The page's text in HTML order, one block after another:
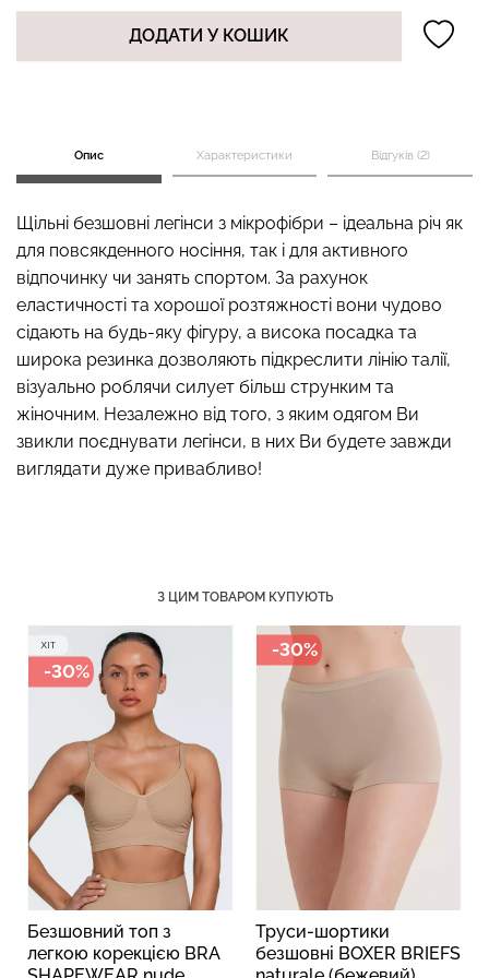
ДОДАТИ У КОШИК
Опис Характеристики Відгуків (2)
Щільні безшовні легінси з мікрофібри – ідеальна річ як
для повсякденного носіння, так і для активного
відпочинку чи занять спортом. За рахунок
еластичності та хорошої розтяжності вони чудово
сідають на будь-яку фігуру, а висока посадка та
широка резинка дозволяють підкреслити лінію талії,
візуально роблячи силует більш струнким та
жіночним. Незалежно від того, з яким одягом Ви
звикли поєднувати легінси, в них Ви будете завжди
виглядати дуже привабливо!
З ЦИМ ТОВАРОМ КУПУЮТЬ
-30%
Безшовний топ з
легкою корекцією BRA
-30%
Труси-шортики
безшовні BOXER BRIEFS
179 грн.299 грн.
(чорний) Giulia
Топ на бретелях в рубчик
Giulia
299 грн.499 грн.
Безшовний топ на
(білий) Giulia
279 грн. 399 грн.